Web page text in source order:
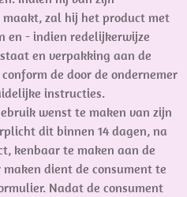
zal hij het product met
en - indien redelijkerwijze
en verpakking aan de
de door de ondernemer
instructies.
wenst te maken van zijn
dit binnen 14 dagen, na
kenbaar te maken aan de
dient de consument te
Nadat de consument